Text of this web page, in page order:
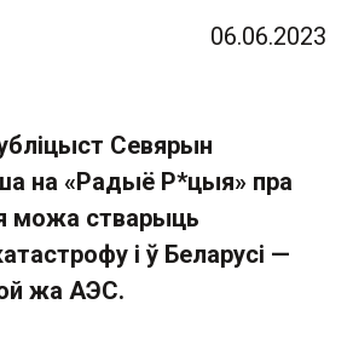
06.06.2023
Севярын
на «Радыё Р*цыя» пра
можа стварыць
і ў Беларусі —
жа АЭС.